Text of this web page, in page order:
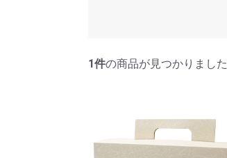
1件の商品が見つかりました